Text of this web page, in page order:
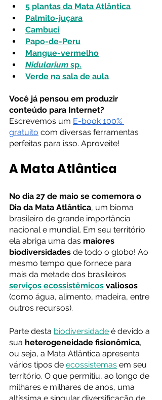
5 plantas da Mata Atlântica
Palmito-juçara
Cambuci
Papo-de-Peru
Mangue-vermelho
Nidularium sp.
Verde na sala de aula
Você já pensou em produzir
conteúdo para Internet?
Escrevemos um E-book 100%
gratuito com diversas ferramentas
perfeitas para isso. Aproveite!
A Mata Atlântica
No dia 27 de maio se comemora o
Dia da Mata Atlântica, um bioma
brasileiro de grande importância
nacional e mundial. Em seu território
ela abriga uma das maiores
biodiversidades de todo o globo! Ao
mesmo tempo que fornece para
mais da metade dos brasileiros
serviços ecossistêmicos valiosos
(como água, alimento, madeira, entre
outros recursos).
Parte desta biodiversidade é devido a
sua heterogeneidade fisionômica,
ou seja, a Mata Atlântica apresenta
vários tipos de ecossistemas em seu
território. O que permitiu, ao longo de
milhares e milhares de anos, uma